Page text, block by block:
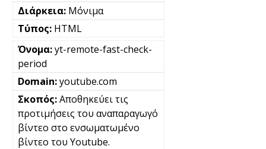
Μόνιμα
HTML
yt-remote-fast-check-
period
youtube.com
Αποθηκεύει τις
προτιμήσεις του αναπαραγωγό
βίντεο στο ενσωματωμένο
βίντεο του Youtube.